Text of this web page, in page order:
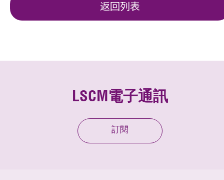
返回列表
LSCM電子通訊
訂閱